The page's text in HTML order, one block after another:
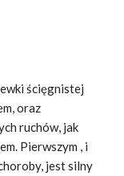
ścięgnistej
oraz
ruchów, jak
Pierwszym , i
jest silny